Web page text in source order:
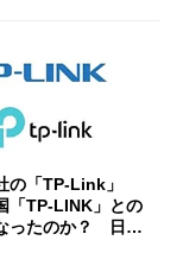
の「TP-Link」
「TP-LINK」との
ったのか？ 日本